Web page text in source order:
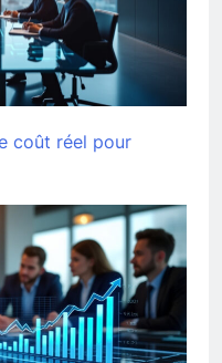
coût réel pour